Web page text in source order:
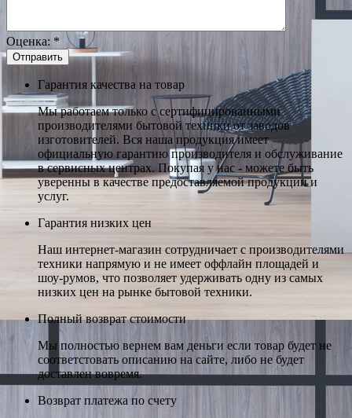
Оценка: *
Гарантия качества на товар
Мы работаем только с сертифицированными
производителями бытовой техники от заводов
изготовителей. Вся наша продукция имеет
официальную гарантию производителя и обслуживание
в сервисных центрах. Покупая у нас - можете быть
уверенны в качестве предоставляемой продукции и
услуг.
Гарантия низких цен
Наш интернет-магазин сотрудничает с производителями
техники напрямую и не имеет оффлайн площадей и
шоу-румов, что позволяет удерживать одну из самых
низких цен на рынке бытовой техники.
Полный возврат стоимости
Мы полностью вернем вам деньги если товар будет не
соответстовать описанию на сайте, либо не будет
доставлен вовремя.
Возврат платежа по счету